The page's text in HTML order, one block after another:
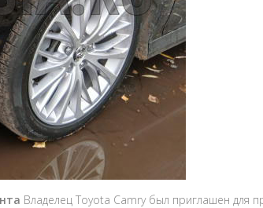
Владелец Toyota Camry был приглашен для